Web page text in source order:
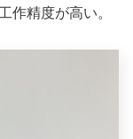
精度が高い。